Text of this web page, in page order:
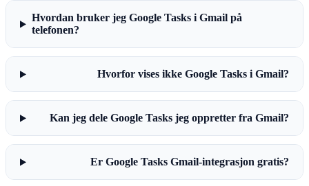
Hvordan bruker jeg Google Tasks i Gmail på
telefonen?
Hvorfor vises ikke Google Tasks i Gmail?
Kan jeg dele Google Tasks jeg oppretter fra Gmail?
Er Google Tasks Gmail-integrasjon gratis?